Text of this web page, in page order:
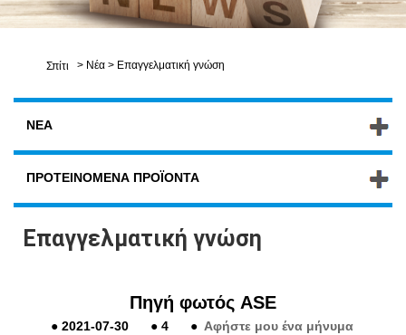
Σπίτι > Νέα > Επαγγελματική γνώση
ΝΈΑ
ΠΡΟΤΕΙΝΌΜΕΝΑ ΠΡΟΪΌΝΤΑ
Επαγγελματική γνώση
Πηγή φωτός ASE
● 2021-07-30 ● 4 ● Αφήστε μου ένα μήνυμα